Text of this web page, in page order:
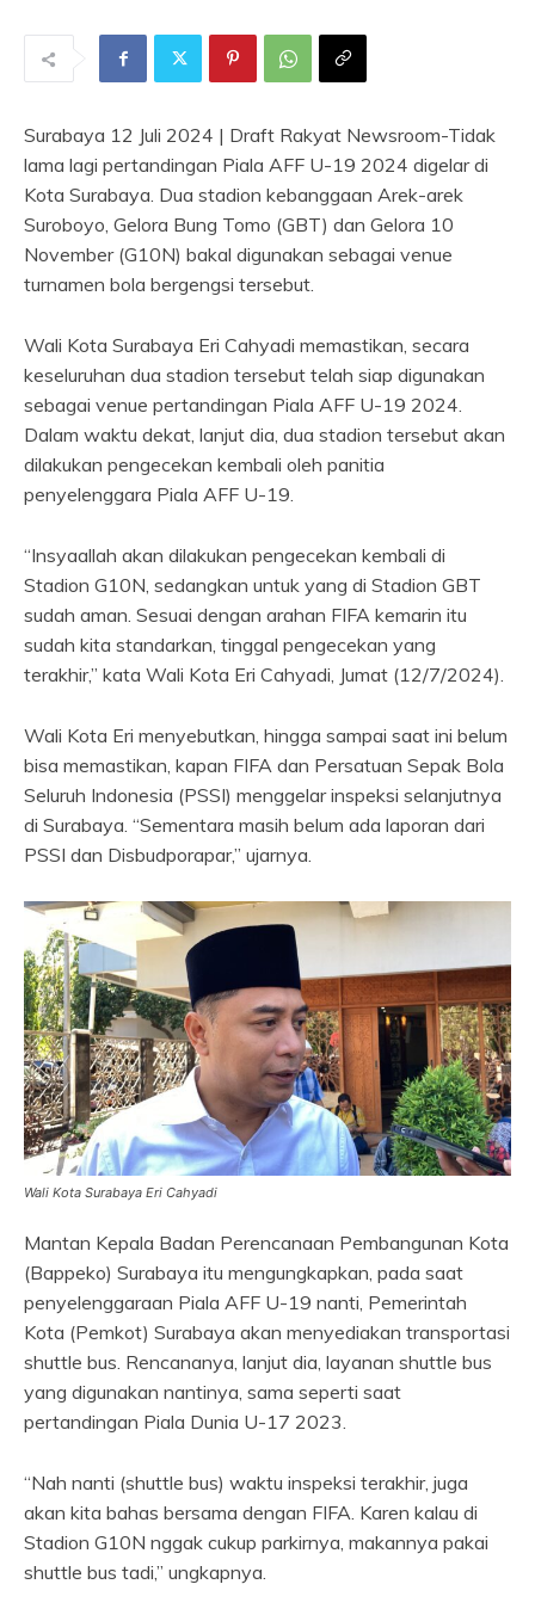
Surabaya 12 Juli 2024 | Draft Rakyat Newsroom-Tidak
lama lagi pertandingan Piala AFF U-19 2024 digelar di
Kota Surabaya. Dua stadion kebanggaan Arek-arek
Suroboyo, Gelora Bung Tomo (GBT) dan Gelora 10
November (G10N) bakal digunakan sebagai venue
turnamen bola bergengsi tersebut.
Wali Kota Surabaya Eri Cahyadi memastikan, secara
keseluruhan dua stadion tersebut telah siap digunakan
sebagai venue pertandingan Piala AFF U-19 2024.
Dalam waktu dekat, lanjut dia, dua stadion tersebut akan
dilakukan pengecekan kembali oleh panitia
penyelenggara Piala AFF U-19.
“Insyaallah akan dilakukan pengecekan kembali di
Stadion G10N, sedangkan untuk yang di Stadion GBT
sudah aman. Sesuai dengan arahan FIFA kemarin itu
sudah kita standarkan, tinggal pengecekan yang
terakhir,” kata Wali Kota Eri Cahyadi, Jumat (12/7/2024).
Wali Kota Eri menyebutkan, hingga sampai saat ini belum
bisa memastikan, kapan FIFA dan Persatuan Sepak Bola
Seluruh Indonesia (PSSI) menggelar inspeksi selanjutnya
di Surabaya. “Sementara masih belum ada laporan dari
PSSI dan Disbudporapar,” ujarnya.
Wali Kota Surabaya Eri Cahyadi
Mantan Kepala Badan Perencanaan Pembangunan Kota
(Bappeko) Surabaya itu mengungkapkan, pada saat
penyelenggaraan Piala AFF U-19 nanti, Pemerintah
Kota (Pemkot) Surabaya akan menyediakan transportasi
shuttle bus. Rencananya, lanjut dia, layanan shuttle bus
yang digunakan nantinya, sama seperti saat
pertandingan Piala Dunia U-17 2023.
“Nah nanti (shuttle bus) waktu inspeksi terakhir, juga
akan kita bahas bersama dengan FIFA. Karen kalau di
Stadion G10N nggak cukup parkirnya, makannya pakai
shuttle bus tadi,” ungkapnya.